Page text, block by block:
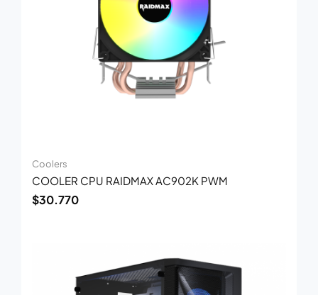
Coolers
COOLER CPU RAIDMAX AC902K PWM
$30.770